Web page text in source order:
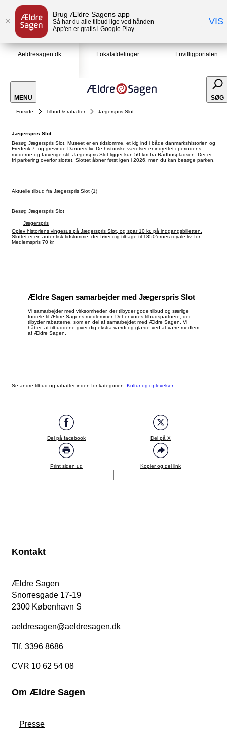
Brug Ældre Sagens app
Så har du alle tilbud lige ved hånden
App'en er gratis i Google Play
VIS
Aeldresagen.dk Lokalafdelinger Frivilligportalen
MENU SØG
Forside Tilbud & rabatter Jægerspris Slot
Jægerspris Slot
Besøg Jægerspris Slot. Museet er en tidslomme, et kig ind i både danmarkshistorien og
Frederik 7. og grevinde Danners liv. De historiske værelser er indrettet i periodens
moderne og farverige stil. Jægerspris Slot ligger kun 50 km fra Rådhuspladsen. Der er
fri parkering overfor slottet. Slottet åbner først igen i 2026, men du kan besøge parken.
Aktuelle tilbud fra Jægerspris Slot (1)
Besøg Jægerspris Slot
Jægerspris
Oplev historiens vingesus på Jægerspris Slot, og spar 10 kr. på indgangsbilletten.
Slottet er en autentisk tidslomme, der fører dig tilbage til 1850’ernes royale liv, for
værelserne står præcis, som de gjorde, da Frederik 7. og grevinde Danner boede på
Medlemspris 70 kr.
Ældre Sagen samarbejder med Jægerspris Slot
Vi samarbejder med virksomheder, der tilbyder gode tilbud og særlige
fordele til Ældre Sagens medlemmer. Det er vores tilbudspartnere, der
tilbyder rabatterne, som en del af samarbejdet med Ældre Sagen. Vi
håber, at tilbuddene giver dig ekstra værdi og glæde ved at være medlem
af Ældre Sagen.
Se andre tilbud og rabatter inden for kategorien: Kultur og oplevelser
Del på facebook Del på X
Print siden ud Kopier og del link
Kontakt
Ældre Sagen
Snorresgade 17-19
2300 København S
aeldresagen@aeldresagen.dk
Tlf. 3396 8686
CVR 10 62 54 08
Om Ældre Sagen
Presse